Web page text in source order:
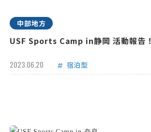
中部地方
USF Sports Camp in静岡 活動報告！
2023.06.20 宿泊型